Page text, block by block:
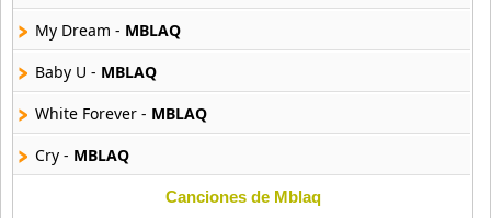
BAP
4 músicas online
Big Bang
179 músicas online
BLACKPINK
My Dream - MBLAQ
Baby U - MBLAQ
White Forever - MBLAQ
Cry - MBLAQ
MBLAQCanciones de Mblaq